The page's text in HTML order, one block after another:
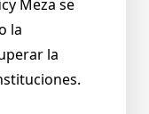
Meza se
la
la